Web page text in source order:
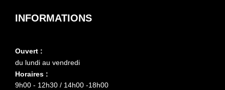
INFORMATIONS
Ouvert :
du lundi au vendredi
Horaires :
9h00 - 12h30 / 14h00 -18h00